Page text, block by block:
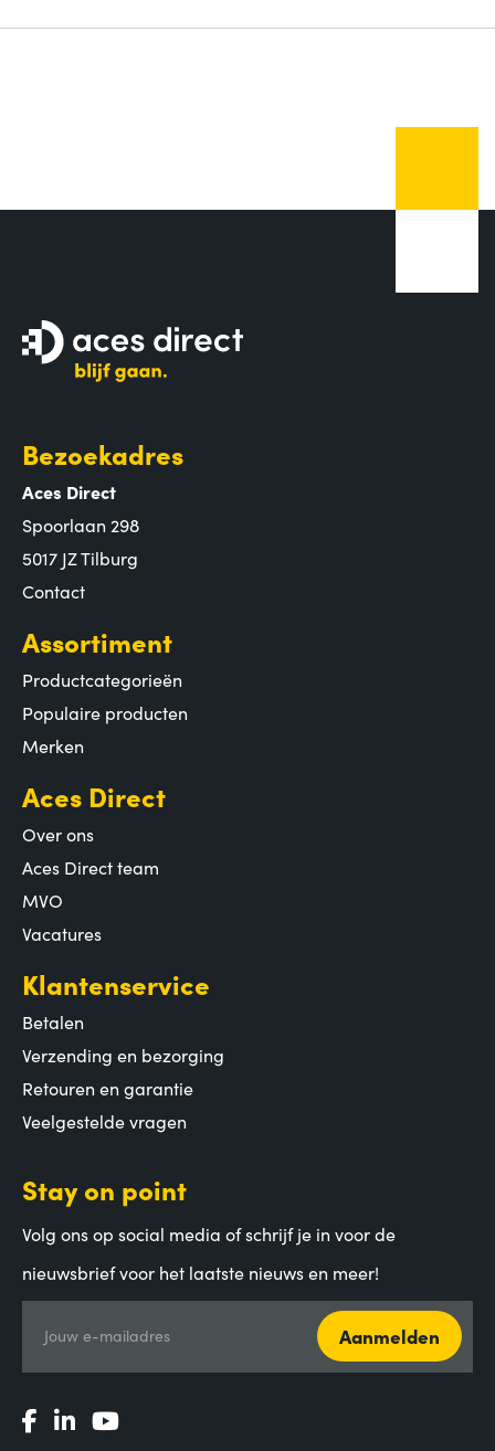
Bezoekadres
Aces Direct
Spoorlaan 298
5017 JZ Tilburg
Contact
Assortiment
Productcategorieën
Populaire producten
Merken
Aces Direct
Over ons
Aces Direct team
MVO
Vacatures
Klantenservice
Betalen
Verzending en bezorging
Retouren en garantie
Veelgestelde vragen
Stay on point
Volg ons op social media of schrijf je in voor de
nieuwsbrief voor het laatste nieuws en meer!
Jouw e-mailadres Aanmelden